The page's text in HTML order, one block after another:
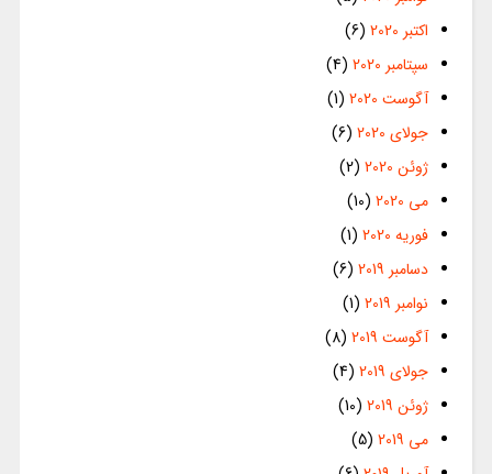
اکتبر 2020
(6)
سپتامبر 2020
(4)
آگوست 2020
(1)
جولای 2020
(6)
ژوئن 2020
(2)
می 2020
(10)
فوریه 2020
(1)
دسامبر 2019
(6)
نوامبر 2019
(1)
آگوست 2019
(8)
جولای 2019
(4)
ژوئن 2019
(10)
می 2019
(5)